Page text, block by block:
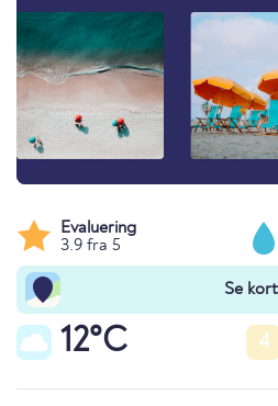
Evaluering
3.9 fra 5
Se kort
12°C 4